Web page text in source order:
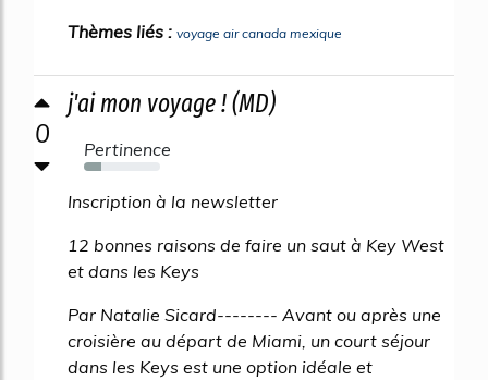
Thèmes liés : voyage air canada mexique
0
j'ai mon voyage ! (MD)
Pertinence
23%
Inscription à la newsletter
12 bonnes raisons de faire un saut à Key West
et dans les Keys
Par Natalie Sicard-------- Avant ou après une
croisière au départ de Miami, un court séjour
dans les Keys est une option idéale et